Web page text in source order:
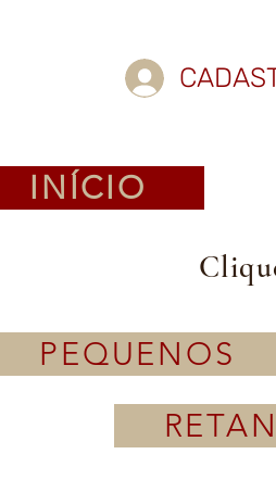
INÍCIO
PEQUENOS